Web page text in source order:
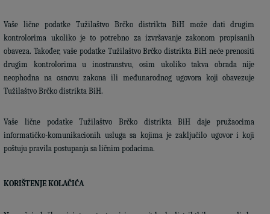
Vaše lične podatke Tužilaštvo Brčko distrikta BiH može dati drugim
kontrolorima ukoliko je to potrebno za izvršavanje zakonom propisanih
obaveza. Također, vaše podatke Tužilaštvo Brčko distrikta BiH neće prenositi
drugim kontrolorima u inostranstvu, osim ukoliko takva obrada nije
neophodna na osnovu zakona ili međunarodnog ugovora koji obavezuje
Tužilaštvo Brčko distrikta BiH.
Vaše lične podatke Tužilaštvo Brčko distrikta BiH daje pružaocima
informatičko-komunikacionih usluga sa kojima je zaključilo ugovor i koji
poštuju pravila postupanja sa ličnim podacima.
KORIŠTENJE KOLAČIĆA